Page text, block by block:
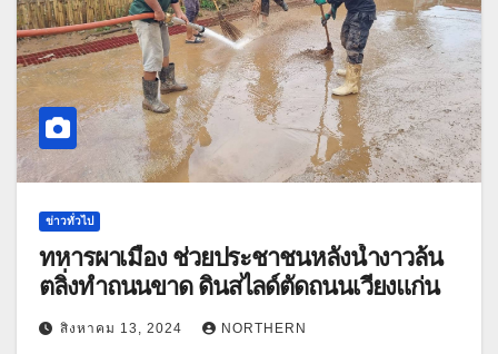
ข่าวทั่วไป
ทหารผาเมือง ช่วยประชาชนหลังน้ำงาวล้น
ตลิ่งทำถนนขาด ดินสไลด์ตัดถนนเวียงแก่น
สิงหาคม 13, 2024 NORTHERN